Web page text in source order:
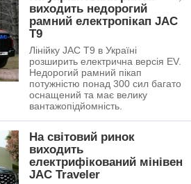
виходить недорогий
рамний електропікап JAC
T9
Лінійку JAC T9 в Україні
розширить електрична версія EV.
Недорогий рамний пікап
потужністю понад 300 сил багато
оснащений та має велику
вантажопідйомність.
На світовий ринок
виходить
електрифікований мінівен
JAC Traveler